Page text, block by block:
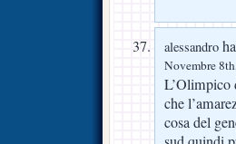
alessandro
Novembre
L’Olimpico
che
cosa del